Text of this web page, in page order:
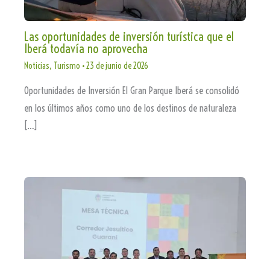
Las oportunidades de inversión turística que el
Iberá todavía no aprovecha
Noticias, Turismo •23 de junio de 2026
Oportunidades de Inversión El Gran Parque Iberá se consolidó
en los últimos años como uno de los destinos de naturaleza
[…]